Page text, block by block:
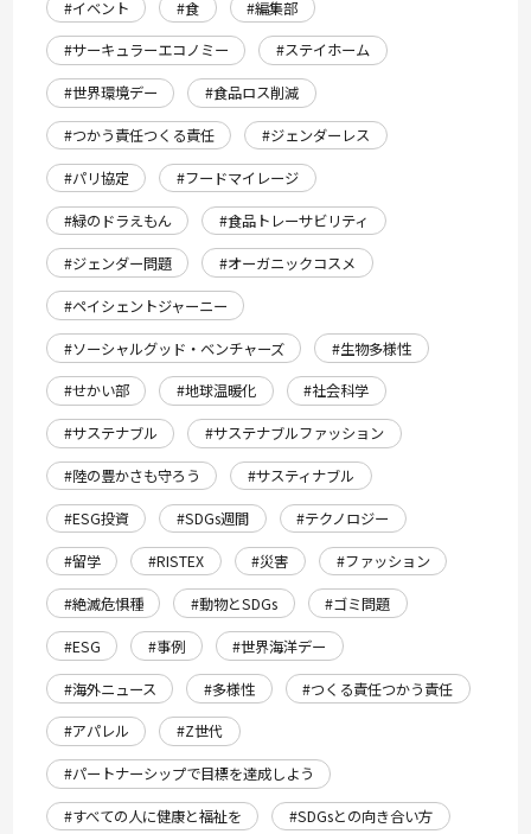
#イベント #食
#編集部
#サーキュラーエコノミー
#ステイホーム
#世界環境デー
#食品ロス削減
#つかう責任つくる責任
#ジェンダーレス
#パリ協定
#フードマイレージ
#緑のドラえもん
#食品トレーサビリティ
#ジェンダー問題
#オーガニックコスメ
#ペイシェントジャーニー
#ソーシャルグッド・ベンチャーズ
#生物多様性
#せかい部
#地球温暖化
#社会科学
#サステナブル
#サステナブルファッション
#陸の豊かさも守ろう
#サスティナブル
#ESG投資
#SDGs週間
#テクノロジー
#留学
#RISTEX #災害
#ファッション
#絶滅危惧種
#動物とSDGs
#ゴミ問題
#ESG
#事例
#世界海洋デー
#海外ニュース
#多様性
#つくる責任つかう責任
#アパレル
#Z世代
#パートナーシップで目標を達成しよう
#すべての人に健康と福祉を
#SDGsとの向き合い方